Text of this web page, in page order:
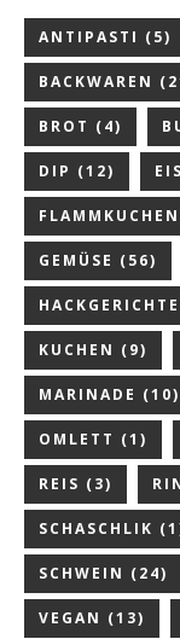
ANTIPASTI (5)
BACKWAREN
BROT (4)
DIP (12) EIS
FLAMMKUCHEN
GEMÜSE (56)
HACKGERICHTE
KUCHEN (9)
MARINADE (10)
OMLETT (1)
REIS (3)
SCHASCHLIK
SCHWEIN (24)
VEGAN (13)